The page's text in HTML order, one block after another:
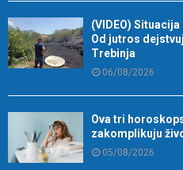
(VIDEO)
Od jutros
Trebinja
06/08/2026
Ova tri
zakomplikuju
05/08/2026